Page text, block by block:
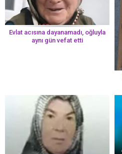
Evlat acısına dayanamadı, oğluyla
aynı gün vefat etti